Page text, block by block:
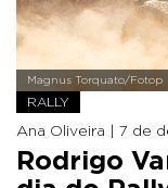
Magnus Torquato/Fotop
RALLY
Ana Oliveira | 7 de
Rodrigo